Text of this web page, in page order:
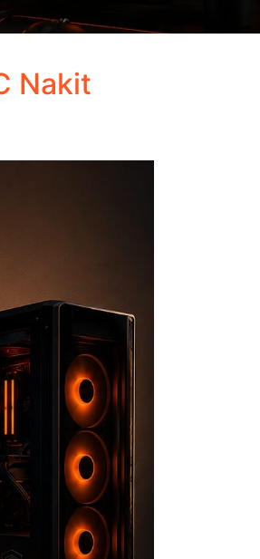
Nakit